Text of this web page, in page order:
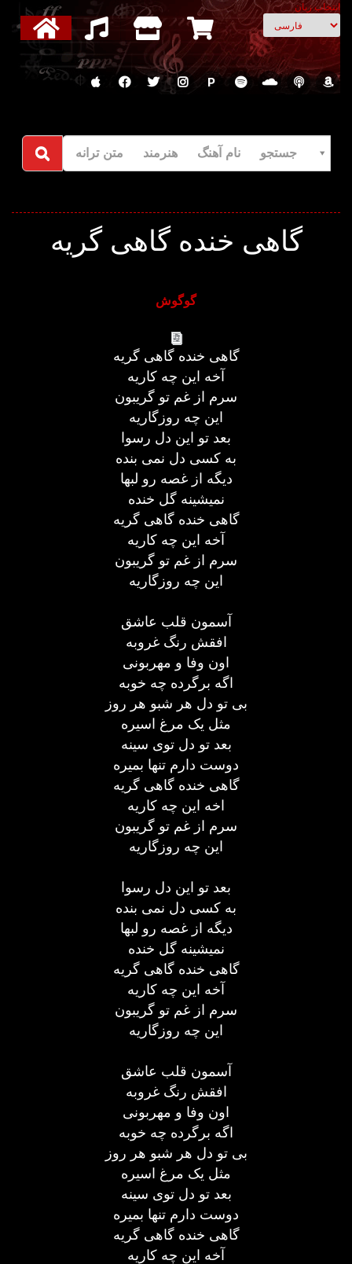
انتخاب زبان
P
جستجو نام آهنگ هنرمند متن ترانه
گاهی خنده گاهی گریه
گوگوش
گاهی خنده گاهی گریه
آخه این چه کاریه
سرم از غم تو گریبون
این چه روزگاریه
بعد تو این دل رسوا
به کسی دل نمی بنده
دیگه از غصه رو لبها
نمیشینه گل خنده
گاهی خنده گاهی گریه
آخه این چه کاریه
سرم از غم تو گریبون
این چه روزگاریه
آسمون قلب عاشق
افقش رنگ غروبه
اون وفا و مهربونی
اگه برگرده چه خوبه
بی تو دل هر شبو هر روز
مثل یک مرغ اسیره
بعد تو دل توی سینه
دوست دارم تنها بمیره
گاهی خنده گاهی گریه
اخه این چه کاریه
سرم از غم تو گریبون
این چه روزگاریه
بعد تو این دل رسوا
به کسی دل نمی بنده
دیگه از غصه رو لبها
نمیشینه گل خنده
گاهی خنده گاهی گریه
آخه این چه کاریه
سرم از غم تو گریبون
این چه روزگاریه
آسمون قلب عاشق
افقش رنگ غروبه
اون وفا و مهربونی
اگه برگرده چه خوبه
بی تو دل هر شبو هر روز
مثل یک مرغ اسیره
بعد تو دل توی سینه
دوست دارم تنها بمیره
گاهی خنده گاهی گریه
آخه این چه کاریه